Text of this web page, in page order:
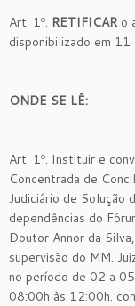
Art. 1º. RETIFICAR o
disponibilizado em
ONDE SE LÊ:
Art. 1º. Instituir e
Concentrada de
Judiciário de Solução
dependências do
Doutor Annor da
supervisão do MM.
no período de 02 a
08:00h às 12:00h.